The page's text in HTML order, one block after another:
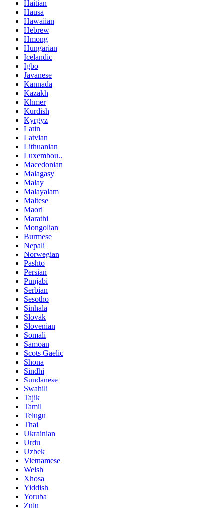
Haitian
Hausa
Hawaiian
Hebrew
Hmong
Hungarian
Icelandic
Igbo
Javanese
Kannada
Kazakh
Khmer
Kurdish
Kyrgyz
Latin
Latvian
Lithuanian
Luxembou..
Macedonian
Malagasy
Malay
Malayalam
Maltese
Maori
Marathi
Mongolian
Burmese
Nepali
Norwegian
Pashto
Persian
Punjabi
Serbian
Sesotho
Sinhala
Slovak
Slovenian
Somali
Samoan
Scots Gaelic
Shona
Sindhi
Sundanese
Swahili
Tajik
Tamil
Telugu
Thai
Ukrainian
Urdu
Uzbek
Vietnamese
Welsh
Xhosa
Yiddish
Yoruba
Zulu